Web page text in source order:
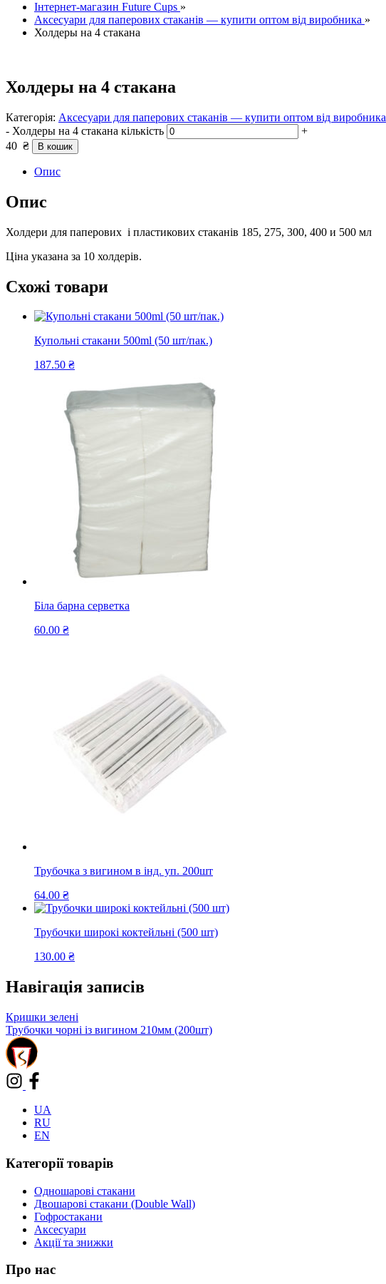
Інтернет-магазин Future Cups »
Аксесуари для паперових стаканів — купити оптом від виробника »
Холдеры на 4 стакана
Холдеры на 4 стакана
Категорія: Аксесуари для паперових стаканів — купити оптом від виробника
- Холдеры на 4 стакана кількість
+
40 ₴ В кошик
Опис
Опис
Холдери для паперових і пластикових стаканів 185, 275, 300, 400 и 500 мл
Ціна указана за 10 холдерів.
Схожі товари
Купольні стакани 500ml (50 шт/пак.)
187.50 ₴
Біла барна серветка
60.00 ₴
Трубочка з вигином в інд. уп. 200шт
64.00 ₴
Трубочки широкі коктейльні (500 шт)
130.00 ₴
Навігація записів
Кришки зелені
Трубочки чорні із вигином 210мм (200шт)
UA
RU
EN
Категорії товарів
Одношарові стакани
Двошарові стакани (Double Wall)
Гофростакани
Аксесуари
Акції та знижки
Про нас